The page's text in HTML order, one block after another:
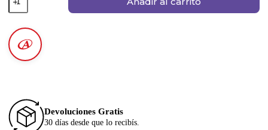
Devoluciones Gratis
30 días desde que lo recibís.